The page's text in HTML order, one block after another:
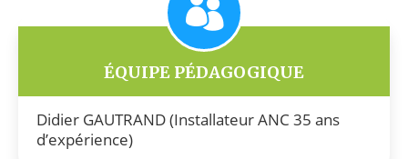
ÉQUIPE PÉDAGOGIQUE
Didier GAUTRAND (Installateur ANC 35 ans
d’expérience)